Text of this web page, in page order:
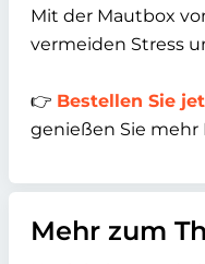
Mit der Mautbox
vermeiden Stress
👉 Bestellen Sie
genießen Sie mehr
Mehr zum